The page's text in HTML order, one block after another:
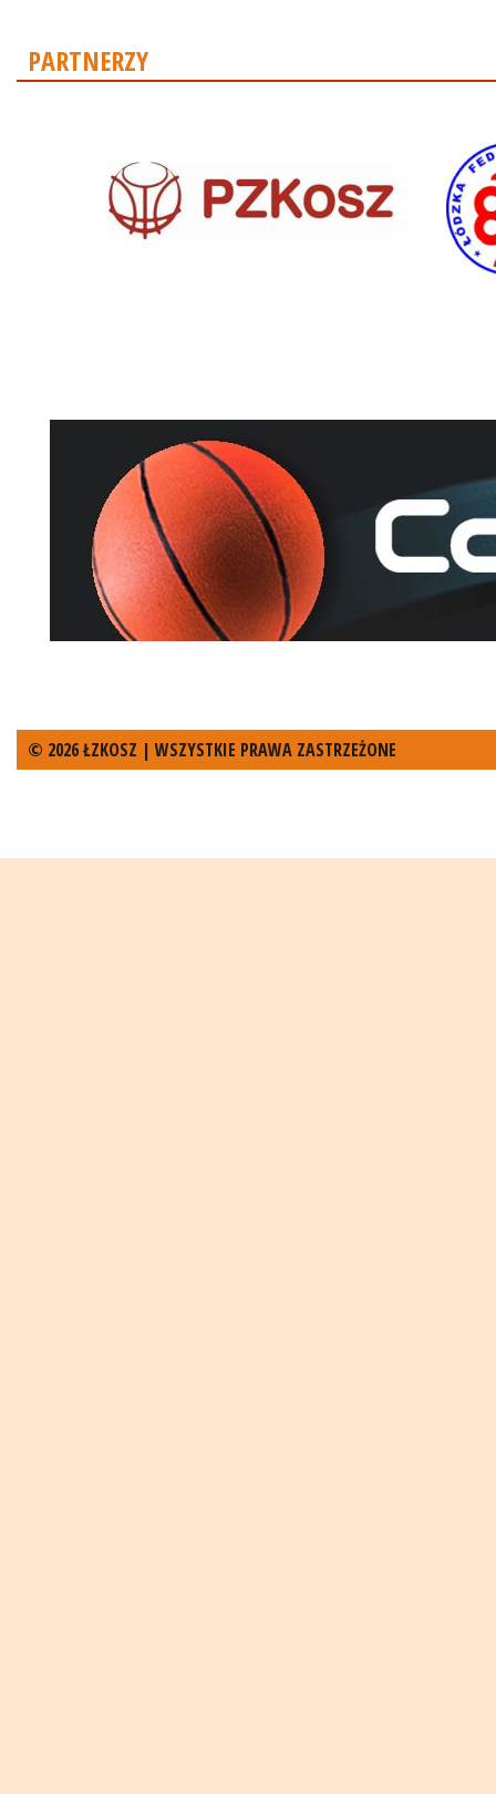
PARTNERZY
© 2026 ŁZKOSZ | WSZYSTKIE PRAWA ZASTRZEŻONE